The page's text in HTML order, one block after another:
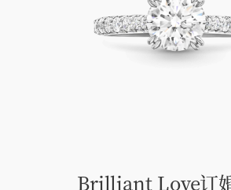
Brilliant Love订